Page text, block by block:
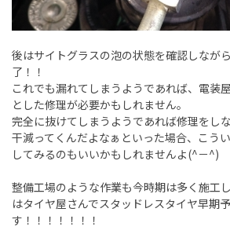
後はサイトグラスの泡の状態を確認しなが
了！！
これでも漏れてしまうようであれば、電装
とした修理が必要かもしれません。
完全に抜けてしまうようであれば修理をし
干減ってくんだよなぁといった場合、こう
してみるのもいいかもしれませんよ(^－^)
整備工場のような作業も今時期は多く施工
はタイヤ屋さんでスタッドレスタイヤ早期
す！！！！！！！